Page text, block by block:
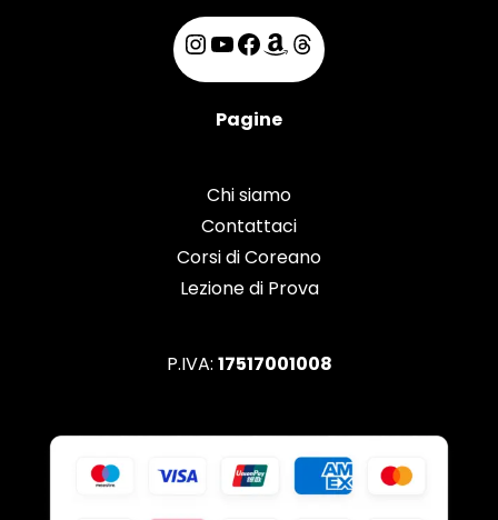
Pagine
Chi siamo
Contattaci
Corsi di Coreano
Lezione di Prova
P.IVA: 17517001008